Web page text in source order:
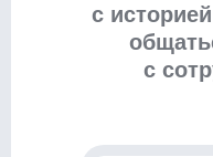
с
с